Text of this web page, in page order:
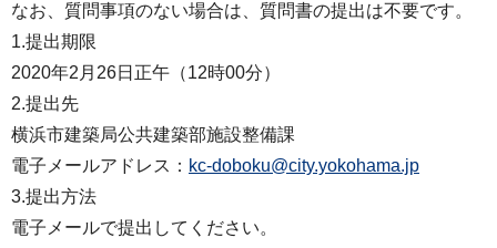
なお、質問事項のない場合は、質問書の提出は不要です。
1.提出期限
2020年2月26日正午（12時00分）
2.提出先
横浜市建築局公共建築部施設整備課
電子メールアドレス： kc-doboku@city.yokohama.jp
3.提出方法
電子メールで提出してください。